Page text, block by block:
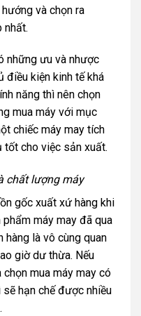
và chọn ra
nhất.
những ưu và nhược
điều kiện kinh tế khá
năng thì nên chọn
mua máy với mục
chiếc máy may tích
tốt cho việc sản xuất.
chất lượng máy
gốc xuất xứ hàng khi
phẩm máy may đã qua
là vô cùng quan
giờ dư thừa. Nếu
mua máy may có
hạn chế được nhiều